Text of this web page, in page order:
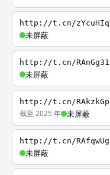
http://t.cn/zYcuHIq
未屏蔽
http://t.cn/RAnGg31
未屏蔽
http://t.cn/RAkzkGp
截至 2025 年 未屏蔽
http://t.cn/RAfqwUg
未屏蔽